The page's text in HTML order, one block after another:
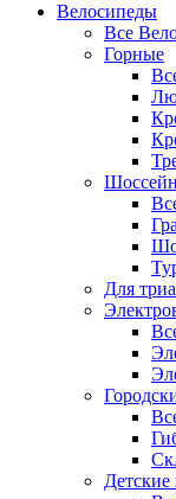
Велосипеды
Все
Горные
Для
Детские